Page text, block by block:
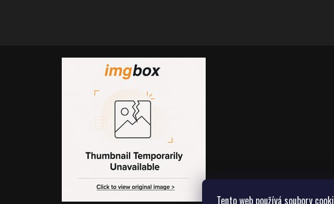
Tento web používá soubory